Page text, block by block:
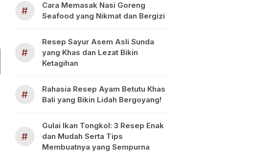
#
Cara Memasak Nasi Goreng
Seafood yang Nikmat dan Bergizi
#
Resep Sayur Asem Asli Sunda
yang Khas dan Lezat Bikin
Ketagihan
#
Rahasia Resep Ayam Betutu Khas
Bali yang Bikin Lidah Bergoyang!
#
Gulai Ikan Tongkol: 3 Resep Enak
dan Mudah Serta Tips
Membuatnya yang Sempurna